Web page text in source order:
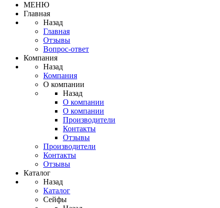
МЕНЮ
Главная
Назад
Главная
Отзывы
Вопрос-ответ
Компания
Назад
Компания
О компании
Назад
О компании
О компании
Производители
Контакты
Отзывы
Производители
Контакты
Отзывы
Каталог
Назад
Каталог
Сейфы